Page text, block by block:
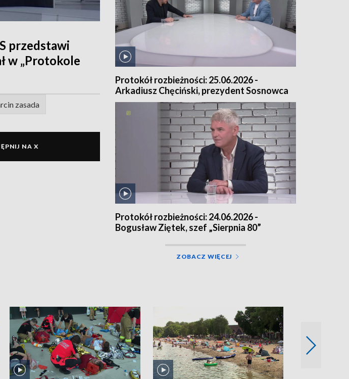
przedstawi
w „Protokole
zasada
NA X
Protokół rozbieżności: 25.06.2026 -
Arkadiusz Chęciński, prezydent Sosnowca
Protokół rozbieżności: 24.06.2026 -
Bogusław Ziętek, szef „Sierpnia 80”
ZOBACZ WIĘCEJ